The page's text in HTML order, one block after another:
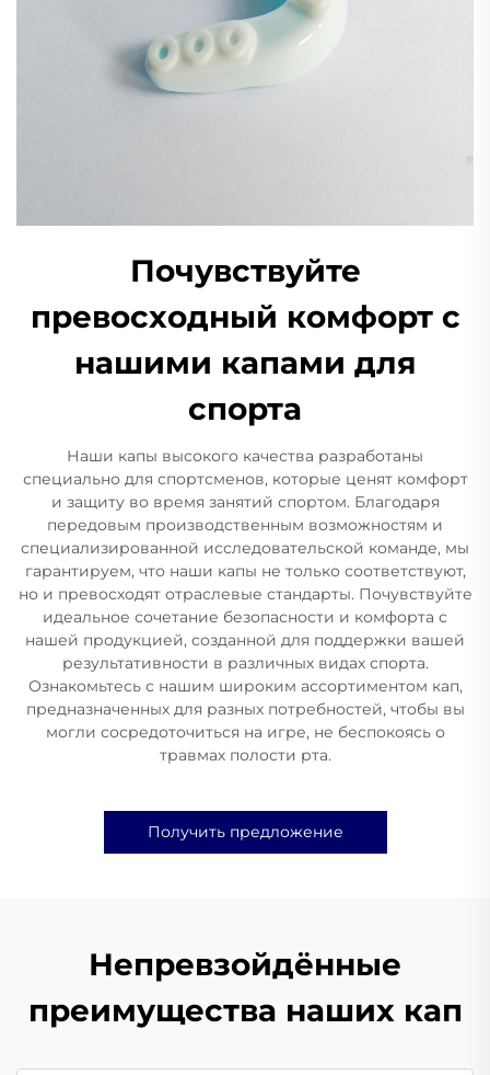
Почувствуйте
превосходный комфорт с
нашими капами для
спорта
Наши капы высокого качества разработаны
специально для спортсменов, которые ценят комфорт
и защиту во время занятий спортом. Благодаря
передовым производственным возможностям и
специализированной исследовательской команде, мы
гарантируем, что наши капы не только соответствуют,
но и превосходят отраслевые стандарты. Почувствуйте
идеальное сочетание безопасности и комфорта с
нашей продукцией, созданной для поддержки вашей
результативности в различных видах спорта.
Ознакомьтесь с нашим широким ассортиментом кап,
предназначенных для разных потребностей, чтобы вы
могли сосредоточиться на игре, не беспокоясь о
травмах полости рта.
Получить предложение
Непревзойдённые
преимущества наших кап